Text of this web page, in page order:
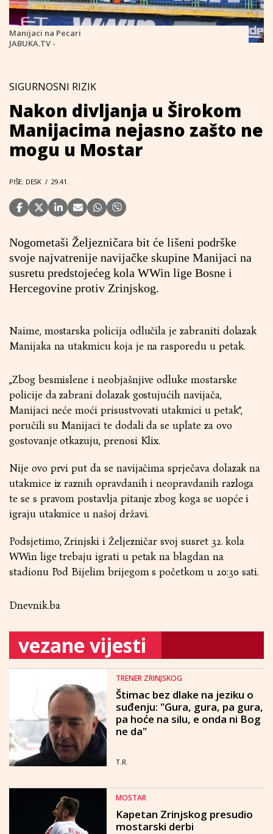
Manijaci na Pecari
JABUKA.TV -
SIGURNOSNI RIZIK
Nakon divljanja u Širokom
Manijacima nejasno zašto ne
mogu u Mostar
PIŠE: DESK / 29.41.
Nogometaši Željezničara bit će lišeni podrške
svoje najvatrenije navijačke skupine Manijaci na
susretu predstojećeg kola WWin lige Bosne i
Hercegovine protiv Zrinjskog.
Naime, mostarska policija odlučila je zabraniti dolazak
Manijaka na utakmicu koja je na rasporedu u petak.
„Zbog besmislene i neobjašnjive odluke mostarske
policije da zabrani dolazak gostujućih navijača,
Manijaci neće moći prisustvovati utakmici u petak“,
poručili su Manijaci te dodali da se uplate za ovo
gostovanje otkazuju, prenosi Klix.
Nije ovo prvi put da se navijačima sprječava dolazak na
utakmice iz raznih opravdanih i neopravdanih razloga
te se s pravom postavlja pitanje zbog koga se uopće i
igraju utakmice u našoj državi.
Podsjetimo, Zrinjski i Željezničar svoj susret 32. kola
WWin lige trebaju igrati u petak na blagdan na
stadionu Pod Bijelim brijegom s početkom u 20:30 sati.
Dnevnik.ba
vezane vijesti
TRENER ZRINJSKOG
Štimac bez dlake na jeziku o
suđenju: "Gura, gura, pa gura,
pa hoće na silu, e onda ni Bog
ne da"
T.R.
MOSTAR
Kapetan Zrinjskog presudio
mostarski derbi